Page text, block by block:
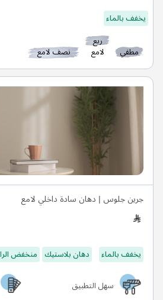
يخفف بالماء
مطفي
ربع
لامع نصف لامع
جرين جلوس | دهان سادة داخلي لامع
يخفف بالماء دهان بلاستيك منخفض
سهل التطبيق